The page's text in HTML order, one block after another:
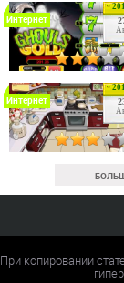
Интернет
Интернет
При копировании